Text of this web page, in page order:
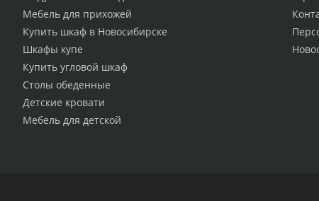
Мебель для прихожей
Купить шкаф в Новосибирске
Шкафы купе
Купить угловой шкаф
Столы обеденные
Детские кровати
Мебель для детской